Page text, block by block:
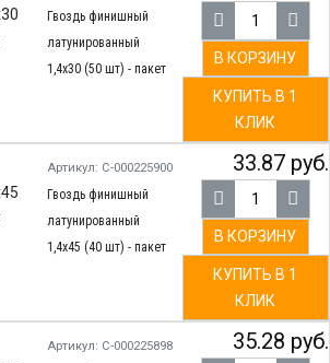
Гвоздь финишный
латунированный
1,4х30 (50 шт) - пакет
В КОРЗИНУ
КУПИТЬ В 1
КЛИК
Артикул: С-000225900
Гвоздь финишный
латунированный
1,4х45 (40 шт) - пакет
33.87 руб.
В КОРЗИНУ
КУПИТЬ В 1
КЛИК
Артикул: С-000225898 35.28 руб.